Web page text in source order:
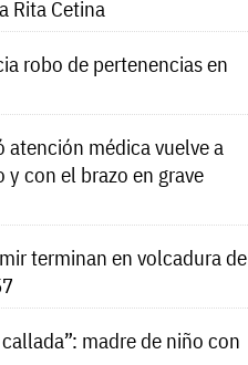
Rita Cetina
robo de pertenencias en
atención médica vuelve a
con el brazo en grave
terminan en volcadura de
madre de niño con